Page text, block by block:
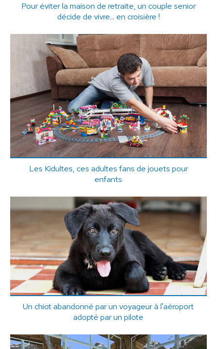
Pour éviter la maison de retraite, un couple senior
décide de vivre... en croisière !
Les Kidultes, ces adultes fans de jouets pour
enfants
Un chiot abandonné par un voyageur à l'aéroport
adopté par un pilote